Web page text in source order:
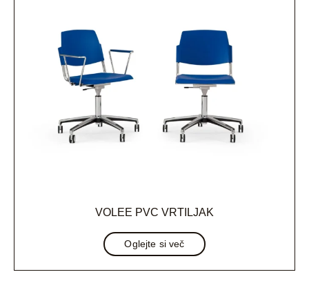
VOLEE PVC VRTILJAK
Oglejte si več